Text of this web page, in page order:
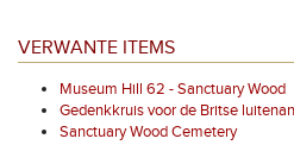
VERWANTE ITEMS
Museum Hill 62 - Sanctuary Wood
Gedenkkruis voor de Britse
Sanctuary Wood Cemetery